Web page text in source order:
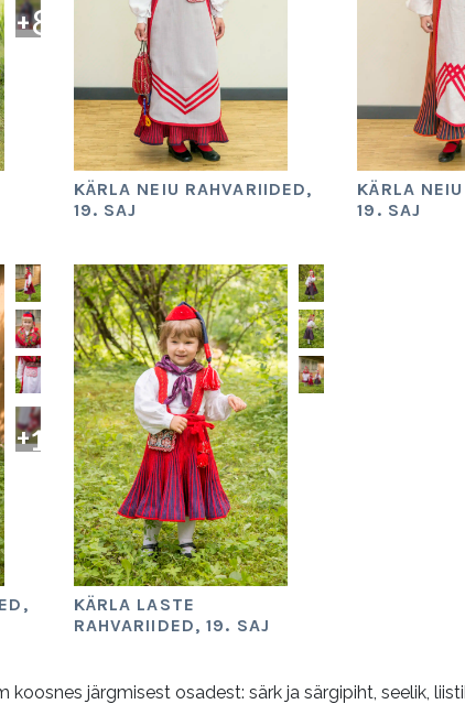
+8
KÄRLA NEIU RAHVARIIDED,
19. SAJ
KÄRLA
19. SAJ
+1
KÄRLA LASTE
RAHVARIIDED, 19. SAJ
koosnes järgmisest osadest: särk ja särgipiht, seelik,